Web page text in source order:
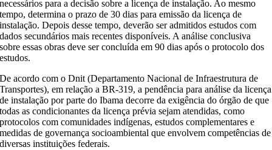
necessários para a decisão sobre a licença de instalação. Ao mesmo
tempo, determina o prazo de 30 dias para emissão da licença de
instalação. Depois desse tempo, deverão ser admitidos estudos com
dados secundários mais recentes disponíveis. A análise conclusiva
sobre essas obras deve ser concluída em 90 dias após o protocolo dos
estudos.
De acordo com o Dnit (Departamento Nacional de Infraestrutura de
Transportes), em relação a BR-319, a pendência para análise da licença
de instalação por parte do Ibama decorre da exigência do órgão de que
todas as condicionantes da licença prévia sejam atendidas, como
protocolos com comunidades indígenas, estudos complementares e
medidas de governança socioambiental que envolvem competências de
diversas instituições federais.